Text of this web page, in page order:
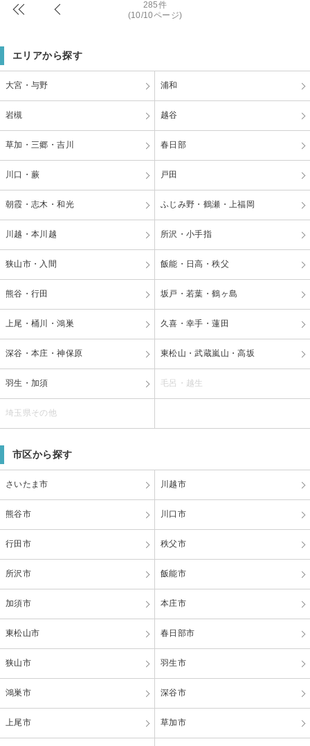
285件
(10/10ページ)
エリアから探す
大宮・与野 浦和
岩槻 越谷
草加・三郷・吉川 春日部
川口・蕨 戸田
朝霞・志木・和光 ふじみ野・鶴瀬・上福岡
川越・本川越 所沢・小手指
狭山市・入間 飯能・日高・秩父
熊谷・行田 坂戸・若葉・鶴ヶ島
上尾・桶川・鴻巣 久喜・幸手・蓮田
深谷・本庄・神保原 東松山・武蔵嵐山・高坂
羽生・加須 毛呂・越生
埼玉県その他
市区から探す
さいたま市 川越市
熊谷市 川口市
行田市 秩父市
所沢市 飯能市
加須市 本庄市
東松山市 春日部市
狭山市 羽生市
鴻巣市 深谷市
上尾市 草加市